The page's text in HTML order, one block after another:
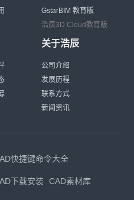
GstarBIM 教育版
浩辰3D Cloud教育版
关于浩辰
公司介绍
发展历程
联系方式
新闻资讯
快捷键命令大全
下载安装 CAD素材库